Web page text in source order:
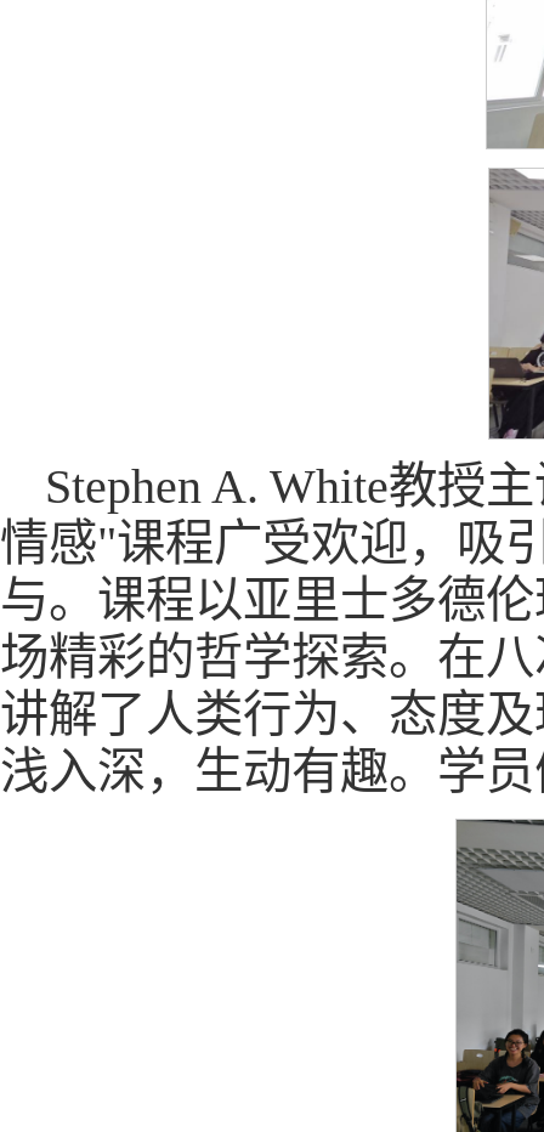
Stephen A. White教授
情感"课程广受欢迎，吸
与。课程以亚里士多德
场精彩的哲学探索。在
讲解了人类行为、态度
浅入深，生动有趣。学